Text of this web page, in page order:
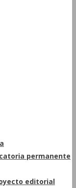
permanente
editorial